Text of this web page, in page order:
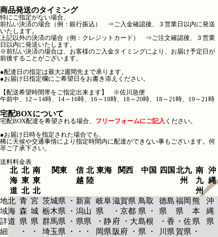
商品発送のタイミング
特にご指定がない場合、
前払い決済の場合（例：銀行振込） ⇒ご入金確認後、３営業日以内に発送
いたします。
上記以外の決済の場合（例：クレジットカード） ⇒ご注文確認後、３営業
日以内に発送いたします。
※前払い決済の場合は、お客様のご入金タイミングにより、お届け予定日が
前後することがございます。
●配達日の指定は最大2週間先まで承ります。
●お届け日指定欄にご希望日をお書き添えください。
【配送希望時間帯をご指定出来ます】 ※佐川急便
午前中、12～14時、14～16時、16～18時、18～20時、18～21時、19～21時
宅配BOXについて
宅配BOX配達を希望される場合、 フリーフォームにご記入 ください。
●お届け日時を指定された場合でも、
稀に天候や交通事情により指定時間内に配達ができない事もございます。何
卒ご了承下さい。
送料料金表
北
海
道
北
東
北
南
東
北
関東
信
越
北
陸
東海 関西 中国 四国 北九
州
南
九
州
沖
縄
地
域
詳
細
北
海
道
青
森
県
・
宮
城
県
・
茨城県 ・
栃木県 ・
群馬県 ・
埼玉県 ・
新
潟
県
・
富
山
県
・
岐阜
県
・静
岡県
滋賀県
・京都
府 ・大
阪府 ・
鳥取
県 ・
島根
県 ・
徳島
県
・香
川県
福岡
県
・佐
賀県
熊
本
県
・
沖
縄
県